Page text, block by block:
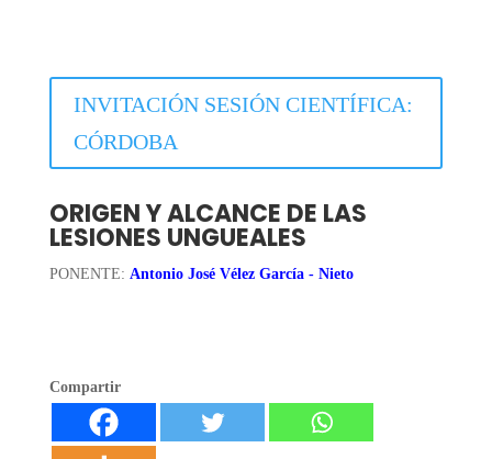
INVITACIÓN SESIÓN CIENTÍFICA:
CÓRDOBA
ORIGEN Y ALCANCE DE LAS
LESIONES UNGUEALES
PONENTE: Antonio José Vélez García - Nieto
Compartir